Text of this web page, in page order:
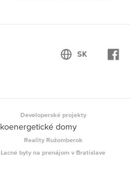
Developerské projekty
domy
Reality Ružomberok
Lacné byty na prenájom v Bratislave